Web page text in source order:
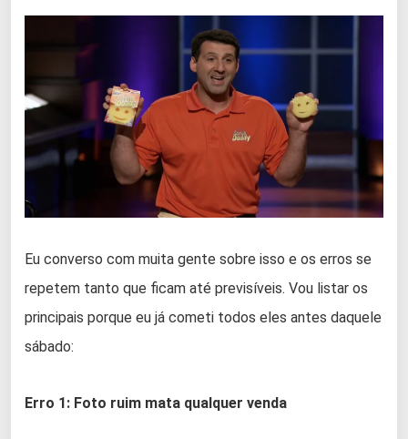
Eu converso com muita gente sobre isso e os erros se
repetem tanto que ficam até previsíveis. Vou listar os
principais porque eu já cometi todos eles antes daquele
sábado:
Erro 1: Foto ruim mata qualquer venda